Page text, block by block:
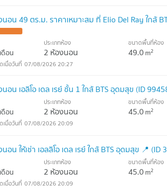
อน 49 ตร.ม. ราคาเหมาะสม ที่ Elio Del Ray ใกล้
ดือน
ประเภทห้อง
2 ห้องนอน
ขนาดพื้นที่ห้อง
49.0m2
07/08/2026 20:27
อน เอลิโอ เดล เรย์ ชั้น 1 ใกล้ BTS อุดมสุข (ID
ดือน
ประเภทห้อง
2 ห้องนอน
ขนาดพื้นที่ห้อง
45.0m2
07/08/2026 20:09
อน ให้เช่า เอลลิโอ เดล เรย์ ใกล้ BTS อุดมสุข 📍 (ID
ดือน
ประเภทห้อง
2 ห้องนอน
ขนาดพื้นที่ห้อง
45.0m2
07/08/2026 20:09